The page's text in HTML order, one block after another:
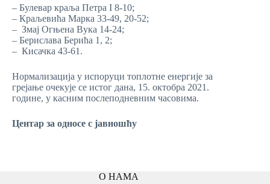
– Булевар краља Петра I 8-10;
– Краљевића Марка 33-49, 20-52;
– Змај Огњена Вука 14-24;
– Берислава Берића 1, 2;
– Кисачка 43-61.
Нормализација у испоруци топлотне енергије за
грејање очекује се истог дана, 15. октобра 2021.
године, у касним послеподневним часовима.
Центар за односе с јавношћу
О НАМА